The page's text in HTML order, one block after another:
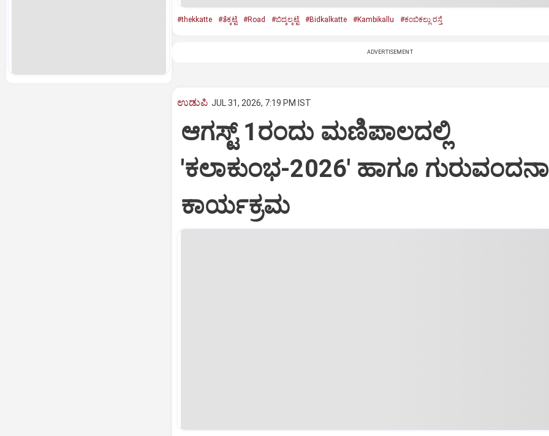
#thekkatte #ತೆಕ್ಕಟ್ಟೆ #Road #ಬಿದ್ಕಲ್ಕಟ್ಟೆ #Bidkalkatte #Kambikallu #ಕಂಬಿಕಲ್ಲು ರಸ್ತೆ
ADVERTISEMENT
ಉಡುಪಿ JUL 31, 2026, 7:19 PM IST
ಆಗಸ್ಟ್ 1ರಂದು ಮಣಿಪಾಲದಲ್ಲಿ
'ಕಲಾಕುಂಭ-2026' ಹಾಗೂ ಗುರುವಂದನಾ
ಕಾರ್ಯಕ್ರಮ